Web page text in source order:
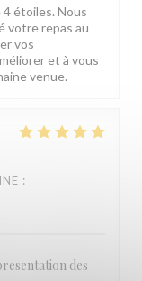
étoiles. Nous
votre repas au
vos
et à vous
venue.
:
des